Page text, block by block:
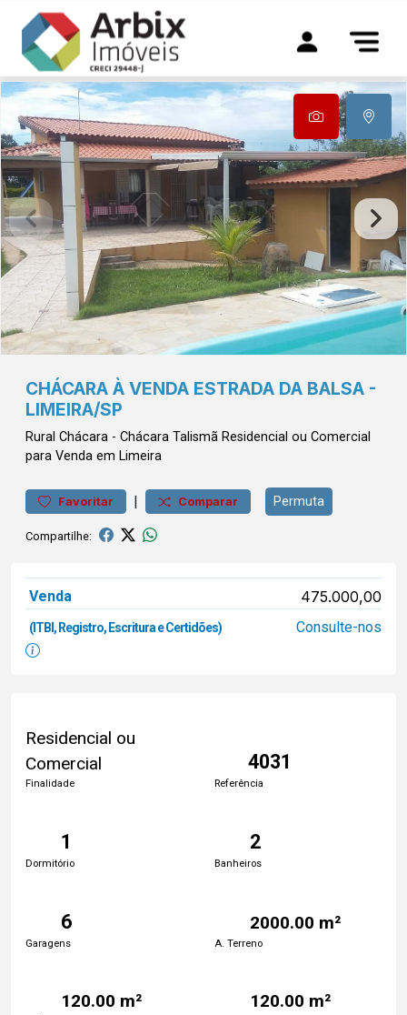
CHÁCARA À VENDA ESTRADA DA BALSA -
LIMEIRA/SP
Rural Chácara - Chácara Talismã Residencial ou Comercial
para Venda em Limeira
Favoritar | Comparar Permuta
Compartilhe:
Venda 475.000,00
(ITBI, Registro, Escritura e Certidões) Consulte-nos
Residencial ou
Comercial
Finalidade
4031
Referência
1
Dormitório
2
Banheiros
6
Garagens
2000.00 m²
A. Terreno
120.00 m² 120.00 m²